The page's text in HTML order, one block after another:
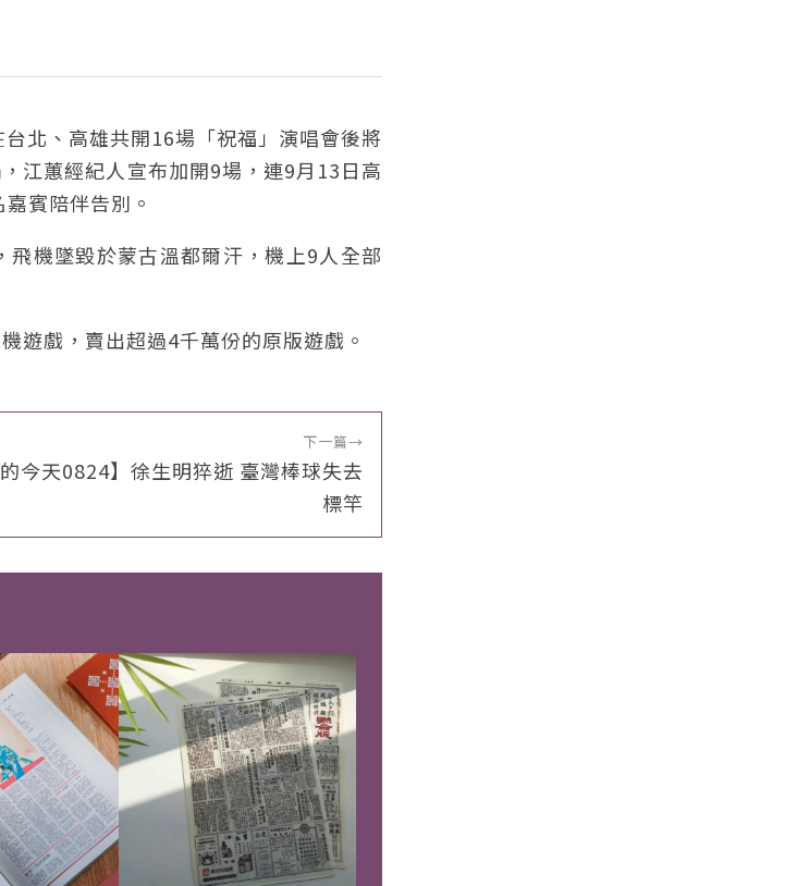
北、高雄共開16場「祝福」演唱會後將
江蕙經紀人宣布加開9場，連9月13日高
賓陪伴告別。
機墜毀於蒙古溫都爾汗，機上9人全部
遊戲，賣出超過4千萬份的原版遊戲。
下一篇→
的今天0824】徐生明猝逝 臺灣棒球失去
標竿